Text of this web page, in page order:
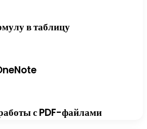
в таблицу
с PDF-файлами